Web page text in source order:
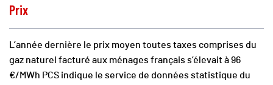
Prix
L’année dernière le prix moyen toutes taxes comprises du
gaz naturel facturé aux ménages français s’élevait à 96
€/MWh PCS indique le service de données statistique du